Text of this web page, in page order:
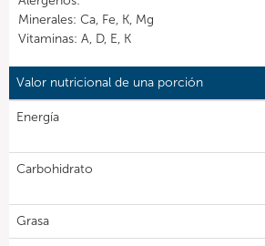
Minerales: Ca, Fe, K, Mg
Vitaminas: A, D, E, K
Valor nutricional de una porción
Energía
Carbohidrato
Grasa